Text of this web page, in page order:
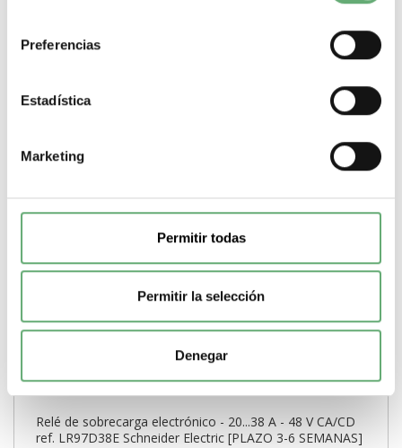
Preferencias
Estadística
Marketing
Permitir todas
Permitir la selección
Denegar
+
Relé de sobrecarga electrónico - 20...38 A - 48 V CA/CD
ref. LR97D38E Schneider Electric [PLAZO 3-6 SEMANAS]